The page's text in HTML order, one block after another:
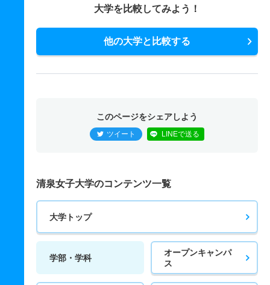
大学を比較してみよう！
他の大学と比較する
このページをシェアしよう
ツイート LINEで送る
清泉女子大学のコンテンツ一覧
大学トップ
学部・学科
オープンキャンパ
ス